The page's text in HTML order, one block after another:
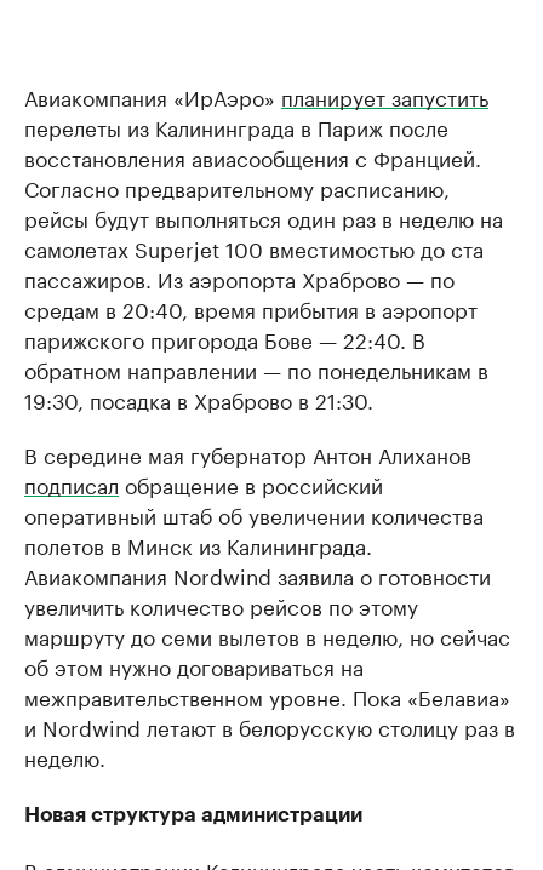
Авиакомпания «ИрАэро» планирует запустить
перелеты из Калининграда в Париж после
восстановления авиасообщения с Францией.
Согласно предварительному расписанию,
рейсы будут выполняться один раз в неделю на
самолетах Superjet 100 вместимостью до ста
пассажиров. Из аэропорта Храброво — по
средам в 20:40, время прибытия в аэропорт
парижского пригорода Бове — 22:40. В
обратном направлении — по понедельникам в
19:30, посадка в Храброво в 21:30.
В середине мая губернатор Антон Алиханов
подписал обращение в российский
оперативный штаб об увеличении количества
полетов в Минск из Калининграда.
Авиакомпания Nordwind заявила о готовности
увеличить количество рейсов по этому
маршруту до семи вылетов в неделю, но сейчас
об этом нужно договариваться на
межправительственном уровне. Пока «Белавиа»
и Nordwind летают в белорусскую столицу раз в
неделю.
Новая структура администрации